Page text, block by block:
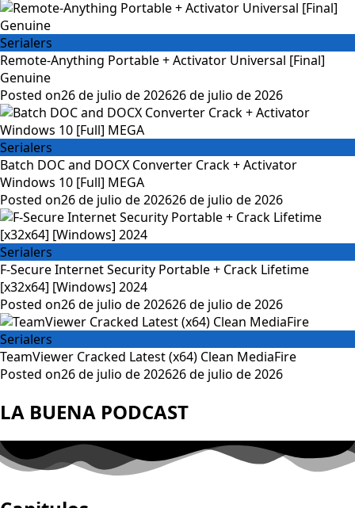
Serialers
Remote-Anything Portable + Activator Universal [Final]
Genuine
Posted on26 de julio de 202626 de julio de 2026
Serialers
Batch DOC and DOCX Converter Crack + Activator
Windows 10 [Full] MEGA
Posted on26 de julio de 202626 de julio de 2026
Serialers
F-Secure Internet Security Portable + Crack Lifetime
[x32x64] [Windows] 2024
Posted on26 de julio de 202626 de julio de 2026
Serialers
TeamViewer Cracked Latest (x64) Clean MediaFire
Posted on26 de julio de 202626 de julio de 2026
LA BUENA PODCAST